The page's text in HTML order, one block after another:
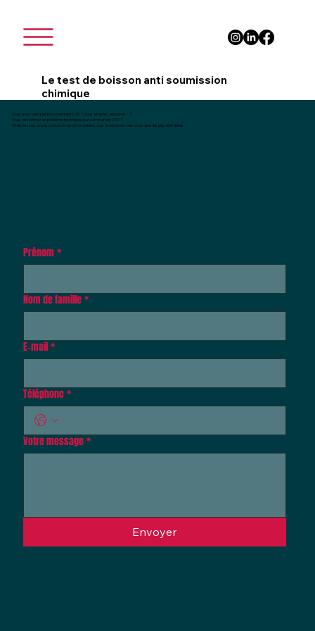
Le test de boisson anti soumission
chimique
Prénom *
Nom de famille *
E‑mail *
Téléphone *
Votre message *
Envoyer
Vous avez une question conernant CYD ? Vous aimeriez en savoir + ?
Vous rencontrez un problème technique pour commander CYD ?
N'hésitez pas à nous contacter via ce formulaire, nous reviendrons vers vous dans les plus bref délais